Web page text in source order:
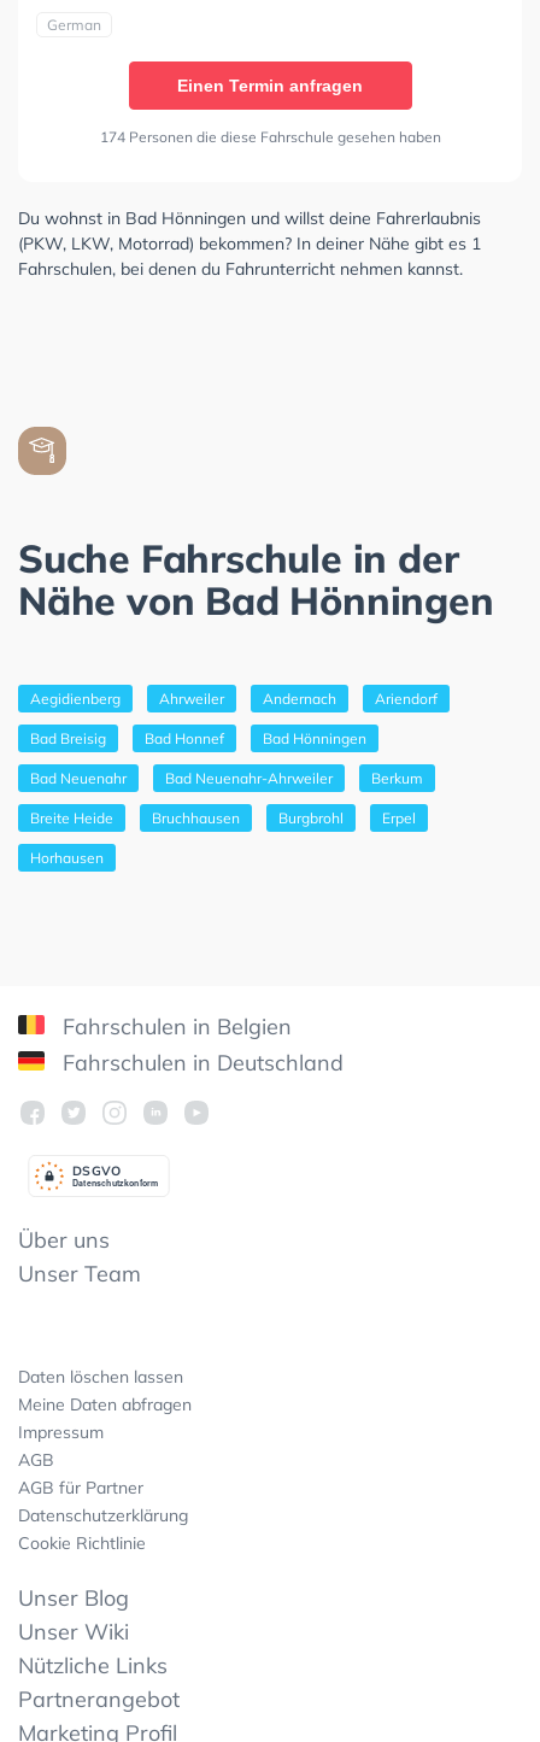
German
Einen Termin anfragen
174 Personen die diese Fahrschule gesehen haben
Du wohnst in Bad Hönningen und willst deine Fahrerlaubnis
(PKW, LKW, Motorrad) bekommen? In deiner Nähe gibt es 1
Fahrschulen, bei denen du Fahrunterricht nehmen kannst.
Suche Fahrschule in der
Nähe von Bad Hönningen
Aegidienberg Ahrweiler Andernach Ariendorf
Bad Breisig Bad Honnef Bad Hönningen
Bad Neuenahr Bad Neuenahr-Ahrweiler Berkum
Breite Heide Bruchhausen Burgbrohl Erpel
Horhausen
Fahrschulen in Belgien
Fahrschulen in Deutschland
Datenschutzkonform
DSGVO
Über uns
Unser Team
Daten löschen lassen
Meine Daten abfragen
Impressum
AGB
AGB für Partner
Datenschutzerklärung
Cookie Richtlinie
Unser Blog
Unser Wiki
Nützliche Links
Partnerangebot
Marketing Profil